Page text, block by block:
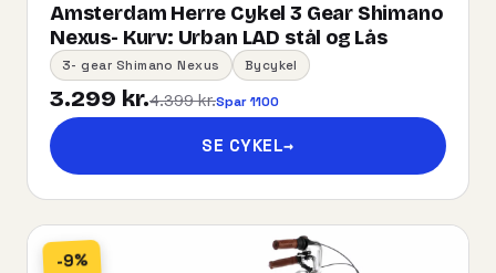
Amsterdam Herre Cykel 3 Gear Shimano
Nexus- Kurv:​ ​Urban​ ​LAD​ ​stål og Lås
3- gear Shimano Nexus Bycykel
3.299 kr.4.399 kr.Spar 1100
SE CYKEL→
-9%